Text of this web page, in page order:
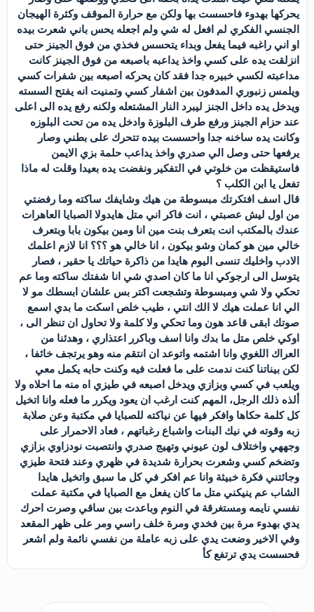
يحركها بهدوء فاحسست بها ولكن مع حرارة الموقف وكثرة الهيجان
الجنسي الفكري لم افعل له شي ولم اجعله يحس باني شعرت بيده
او اني راغبه فيما يفعل وبداء يتحسس فخذي من فوق الجينز حتى
انزلقت يده على كسي واخذ يداعبه باصبعه من فوق الجينز كانت
مداعبته لكسي خبيره جدا فقد كان يحركه اصبعه بين شفرات كسي
ويلمس زنبوري المدفون بين اشفار كسي وتمنيت انه يفتح السسته
ويدخل يده داخل الجنز ليبرد النار المشتعله ولكنه رفع يده الى اعلى
عند حزام الجينز ورفع طرف البلوزة وادخل يده من تحت البلوزه
وكانت يده ساخنه جدا واحسست بيده تتحرك على بطني وصار
يرفعها حتى وصل الي صدري واخذ يداعب حلمة بزي الايمن
فاستيقظت من خلوتي في التفكير ونفضت يده بعيدا وقلت له ماذا
تفعل يا ابن الكلب ؟
قال اسف افتكرتك مبسوطة من هيك وشايفك ساكته وما رفضتي
من اول ليش عصبتي ، انت فاكر اني متل هايدولا الصبايا العاهرات
عندك بالمكتب انت بتعرف بنت مين انا ومين بيكون بابا وبتعرف
خالي مين هو كمان وشو بيكون ، انا خالي هو ؟؟؟ انا لازم اعلمك
الادب واخليك تنسى اليوم هايدا من ذاكرة حياتك يا حقير ، فصار
يتوسل الى ارجوكي انا ما كان اصدي شي انا شفتك ساكته وما عم
تحكي ولا شي ومبسوطة وتشجعت اكتر بس علشان ابسطك مو لا
الي انا عملت هيك لا الك انتي ، طيب خلص اسكت ما بدي اسمع
صوتك ابقى قاعد هون وما تحكي ولا كلمة ولا تحاول ان تنظر الى ،
اوكي خلص متل ما بدك وانا اسف وباكرر اعتذاري ، وهدئنا من
العراك اللغوي وانا اشتمه واتوعد ان انتقم منه وهو يرتجف خائفا ،
لكن بيناتنا كنت ندمت على ما فعلت فيه وكنت حابه يكمل معي
ويلعب في كسي وبزازي ويدخل اصبعه في طيزي اه منه ما احلاه ولا
ألذه ذلك الرجل، المهم كنت ارغب ان يعود ويكرر ما فعله وانا اتخيل
كل كلمة حكاها وافكر فيها عن نياكته للصبايا في مكتبة وعن صلابة
زبه وقوته في نيك البنات واشباع رغباتهم ، فعاد الاحمرار على
وجههي واختلاف لون عيوني وتهيج صدري وانتصبت نودزاوي بزازي
وتضخم كسي وشعرت بحرارة شديدة في ظهري وعند فتحة طيزي
وجائتني فكرة خبيثة وانا عم افكر في كل ما سبق واتخيل هايدا
الشاب عم ينيكني متل ما كان يفعل مع الصبايا في مكتبة عملت
نفسي نايمه ومستغرقة في النوم وباعدت بين ساقي وصرت احرك
يدي بهدوء مرة بين فخدي ومرة خلف راسي ومر على ظهر المقعد
وفي الاخير وضعت يدي على زبه عاملة من نفسي نائمة ولم اشعر
فحسست يدي ترتفع كأ